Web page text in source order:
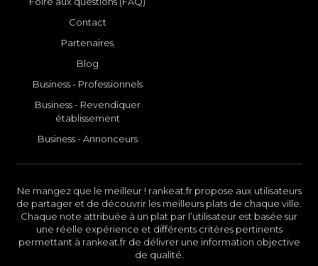
Contact
Partenaires
Blog
Business - Professionnels
Business - Revendiquer
établissement
Business - Annonceurs
Ne mangez que le meilleur ! rankeat.fr propose aux utilisateurs
de partager et de découvrir les meilleurs plats de chaque ville.
Chaque note attribuée à un plat par l’utilisateur est basée sur
une réelle expérience et différents critères pertinents
permettant à rankeat.fr de délivrer une information objective
de qualité.